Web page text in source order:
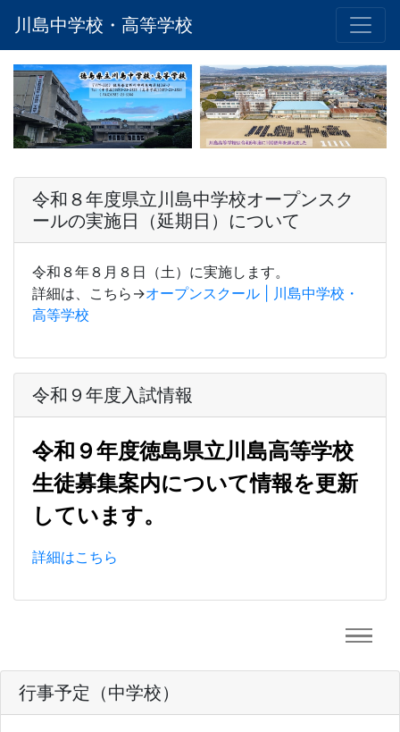
川島中学校・高等学校
令和８年度県立川島中学校オープンスク
ールの実施日（延期日）について
令和８年８月８日（土）に実施します。
詳細は、こちら→オープンスクール | 川島中学校・
高等学校
令和９年度入試情報
令和９年度徳島県立川島高等学校
生徒募集案内について情報を更新
しています。
詳細はこちら
行事予定（中学校）